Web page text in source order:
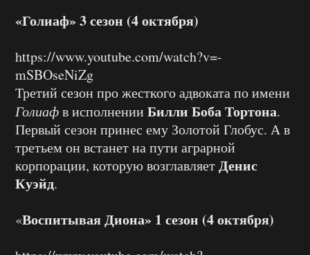
«Голиаф» 3 сезон (4 октября)
https://www.youtube.com/watch?v=-
mSBOseNiZg
Третий сезон про жесткого адвоката по имени
Голиафв исполнении Билли Боба Тортона.
Первый сезон принес ему Золотой Глобус. А в
третьем он встанет на пути аграрной
корпорации, которую возглавляетДенис
Куэйд.
«Воспитывая Диона» 1 сезон (4 октября)